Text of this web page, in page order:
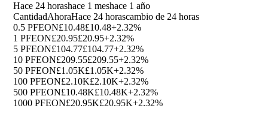
Hace 24 horashace 1 meshace 1 año
CantidadAhoraHace 24 horascambio de 24 horas
0.5 PFEON£10.48£10.48+2.32%
1 PFEON£20.95£20.95+2.32%
5 PFEON£104.77£104.77+2.32%
10 PFEON£209.55£209.55+2.32%
50 PFEON£1.05K£1.05K+2.32%
100 PFEON£2.10K£2.10K+2.32%
500 PFEON£10.48K£10.48K+2.32%
1000 PFEON£20.95K£20.95K+2.32%